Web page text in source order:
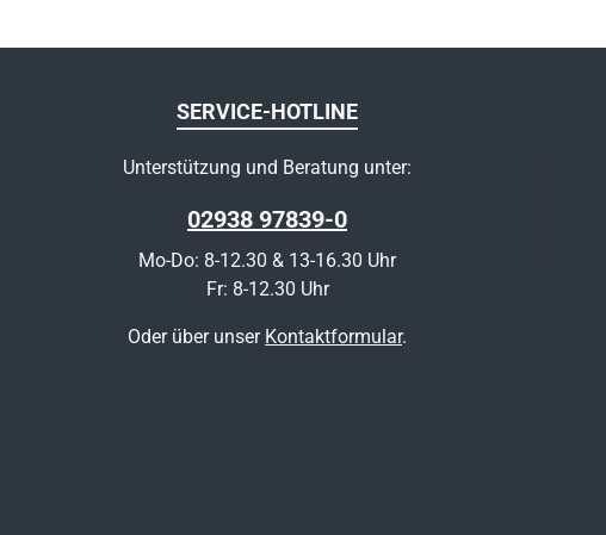
SERVICE-HOTLINE
Unterstützung und Beratung unter:
02938 97839-0
Mo-Do: 8-12.30 & 13-16.30 Uhr
Fr: 8-12.30 Uhr
Oder über unser Kontaktformular.